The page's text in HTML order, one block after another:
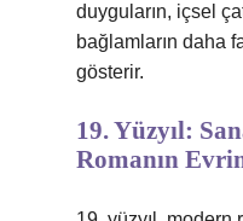
duyguların, içsel
bağlamların daha
gösterir.
19. Yüzyıl:
Romanın